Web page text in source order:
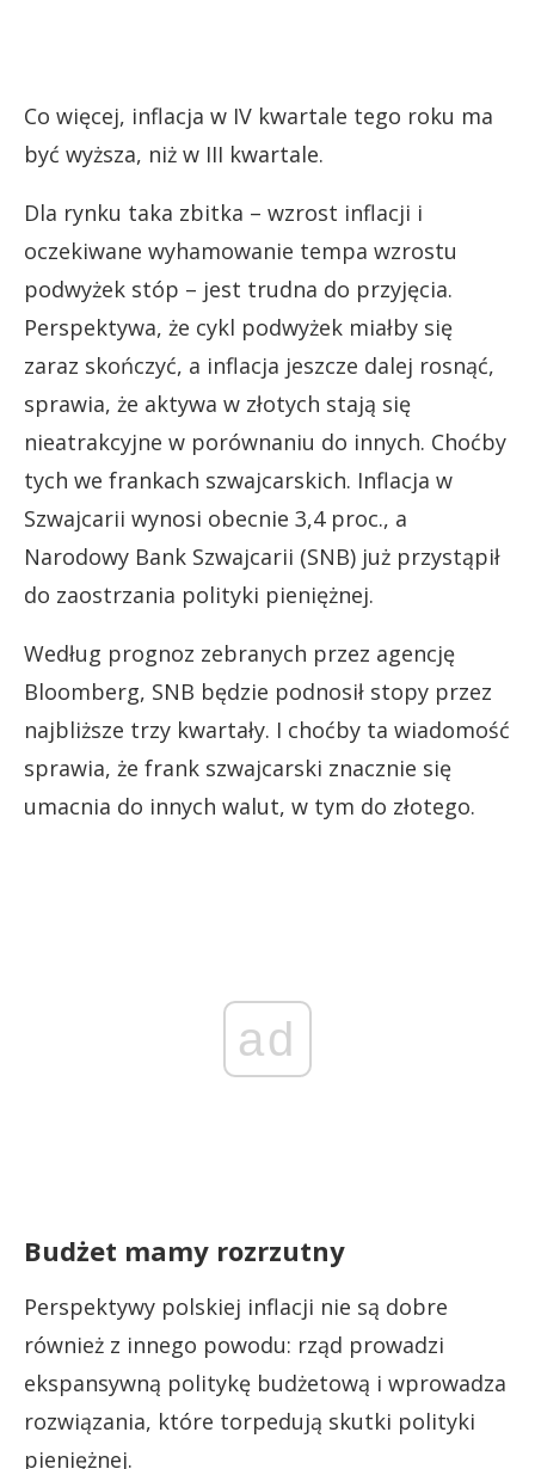
Co więcej, inflacja w IV kwartale tego roku ma
być wyższa, niż w III kwartale.
Dla rynku taka zbitka – wzrost inflacji i
oczekiwane wyhamowanie tempa wzrostu
podwyżek stóp – jest trudna do przyjęcia.
Perspektywa, że cykl podwyżek miałby się
zaraz skończyć, a inflacja jeszcze dalej rosnąć,
sprawia, że aktywa w złotych stają się
nieatrakcyjne w porównaniu do innych. Choćby
tych we frankach szwajcarskich. Inflacja w
Szwajcarii wynosi obecnie 3,4 proc., a
Narodowy Bank Szwajcarii (SNB) już przystąpił
do zaostrzania polityki pieniężnej.
Według prognoz zebranych przez agencję
Bloomberg, SNB będzie podnosił stopy przez
najbliższe trzy kwartały. I choćby ta wiadomość
sprawia, że frank szwajcarski znacznie się
umacnia do innych walut, w tym do złotego.
ad
Budżet mamy rozrzutny
Perspektywy polskiej inflacji nie są dobre
również z innego powodu: rząd prowadzi
ekspansywną politykę budżetową i wprowadza
rozwiązania, które torpedują skutki polityki
pieniężnej.